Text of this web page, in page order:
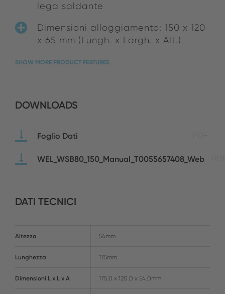
lega saldante
Dimensioni alloggiamento: 150 x 120
x 65 mm (Lungh. x Largh. x Alt.)
SHOW MORE PRODUCT FEATURES
DOWNLOADS
Foglio Dati
WEL_WSB80_150_Manual_T0055657408_Web
DATI TECNICI
Altezza 54mm
Lunghezza 175mm
Dimensioni L x L x A 175.0 x 120.0 x 54.0mm